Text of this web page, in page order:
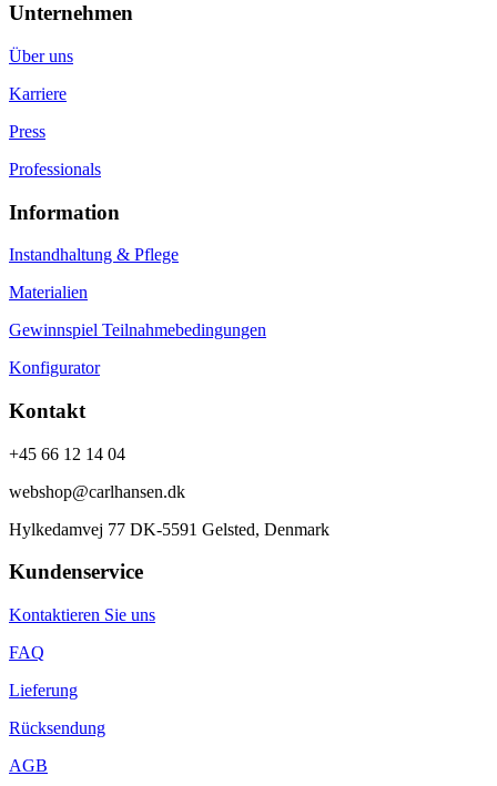
Unternehmen
Über uns
Karriere
Press
Professionals
Information
Instandhaltung & Pflege
Materialien
Gewinnspiel Teilnahmebedingungen
Konfigurator
Kontakt
+45 66 12 14 04
webshop@carlhansen.dk
Hylkedamvej 77 DK-5591 Gelsted, Denmark
Kundenservice
Kontaktieren Sie uns
FAQ
Lieferung
Rücksendung
AGB